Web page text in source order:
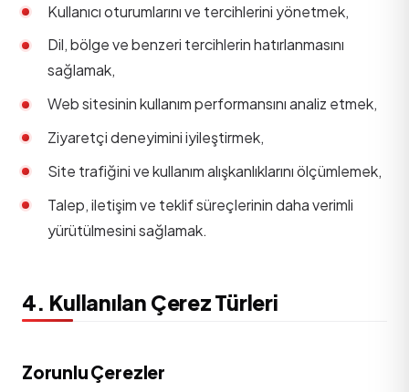
Kullanıcı oturumlarını ve tercihlerini yönetmek,
Dil, bölge ve benzeri tercihlerin hatırlanmasını
sağlamak,
Web sitesinin kullanım performansını analiz etmek,
Ziyaretçi deneyimini iyileştirmek,
Site trafiğini ve kullanım alışkanlıklarını ölçümlemek,
Talep, iletişim ve teklif süreçlerinin daha verimli
yürütülmesini sağlamak.
4. Kullanılan Çerez Türleri
Zorunlu Çerezler